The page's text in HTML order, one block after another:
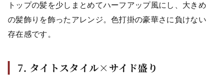
トップの髪を少しまとめてハーフアップ風にし、大きめ
の髪飾りを飾ったアレンジ。色打掛の豪華さに負けない
存在感です。
7. タイトスタイル×サイド盛り